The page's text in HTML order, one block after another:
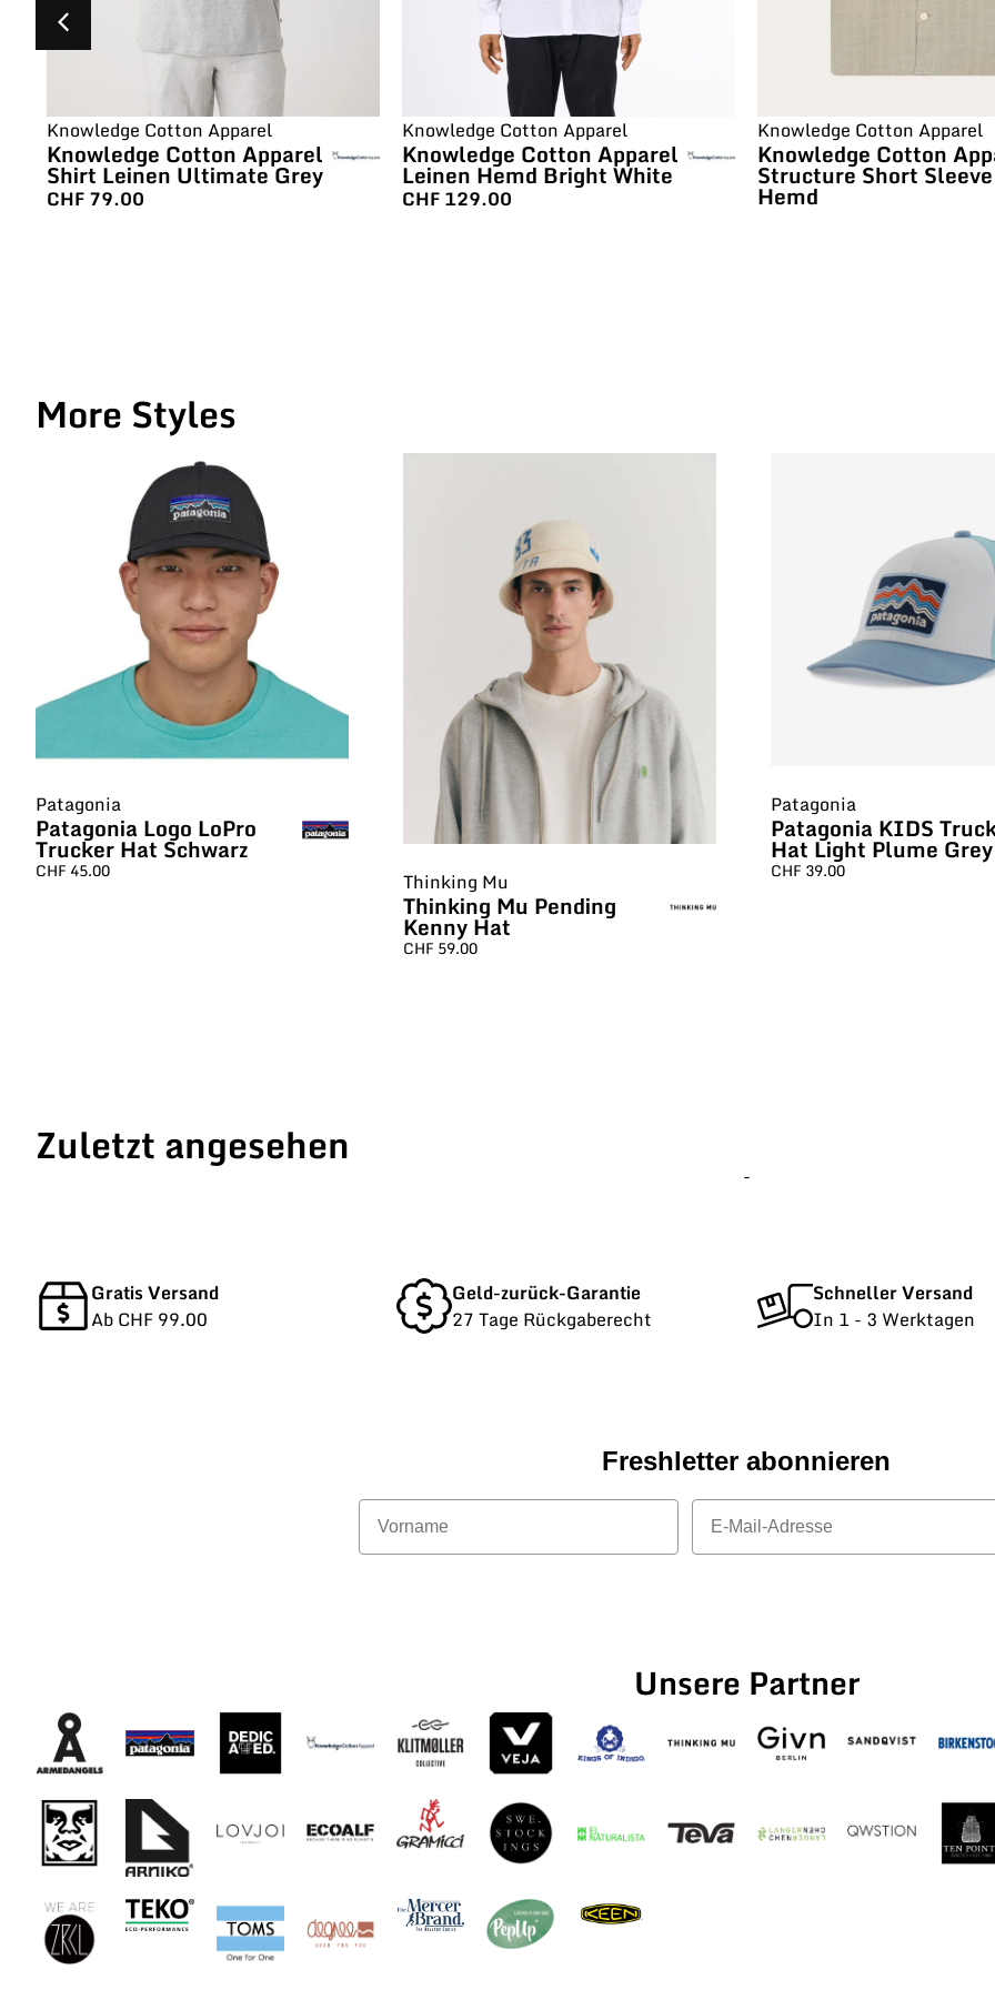
Knowledge Cotton Apparel
Knowledge Cotton Apparel
Shirt Leinen Ultimate Grey
CHF79.00
Knowledge Cotton Apparel
Knowledge Cotton Apparel
Leinen Hemd Bright White
CHF129.00
Knowledge Cotton Apparel
Knowledge Cotton
Structure Short Sleeve
Hemd
More Styles
Patagonia
Patagonia Logo LoPro
Trucker Hat Schwarz
CHF 45.00 Thinking Mu
Thinking Mu Pending
Kenny Hat
CHF 59.00
Patagonia
Patagonia KIDS
Hat Light Plume Grey
CHF 39.00
Zuletzt angesehen
-
Gratis Versand
Ab CHF 99.00
Geld-zurück-Garantie
27 Tage Rückgaberecht
Schneller Versand
In 1 - 3 Werktagen
Freshletter abonnieren
Vorname E-Mail
Unsere Partner